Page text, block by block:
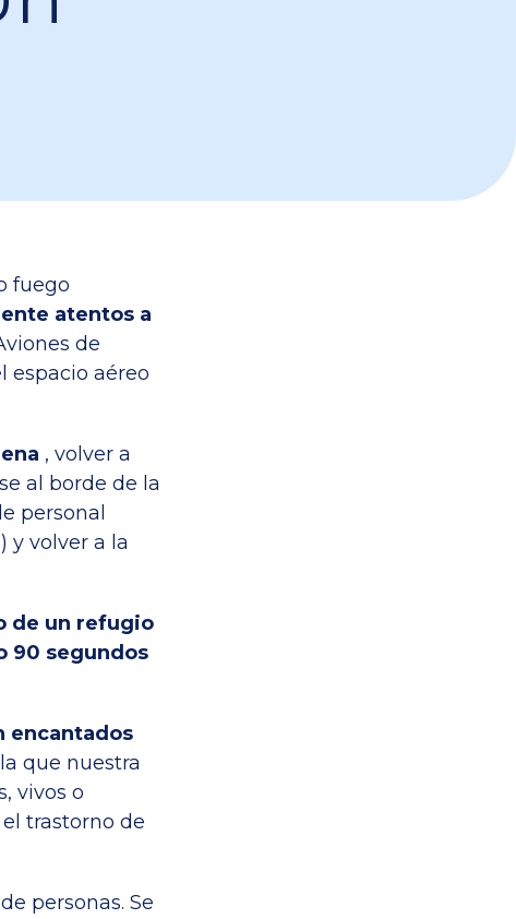
fuego
atentos a
de
espacio aéreo
, volver a
al borde de la
personal
) y volver a la
de un refugio
90 segundos
encantados
que nuestra
vivos o
trastorno de
personas. Se